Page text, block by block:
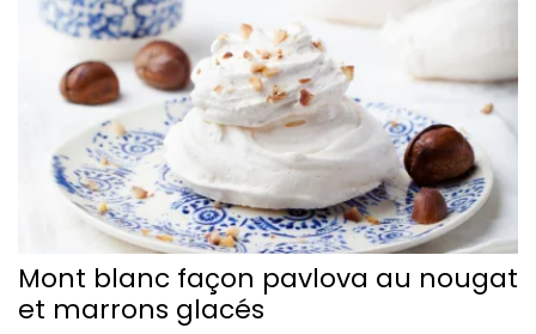
Mont blanc façon pavlova au nougat
et marrons glacés